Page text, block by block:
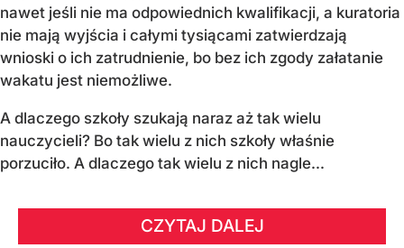
nawet jeśli nie ma odpowiednich kwalifikacji, a kuratoria
nie mają wyjścia i całymi tysiącami zatwierdzają
wnioski o ich zatrudnienie, bo bez ich zgody załatanie
wakatu jest niemożliwe.
A dlaczego szkoły szukają naraz aż tak wielu
nauczycieli? Bo tak wielu z nich szkoły właśnie
porzuciło. A dlaczego tak wielu z nich nagle...
CZYTAJ DALEJ